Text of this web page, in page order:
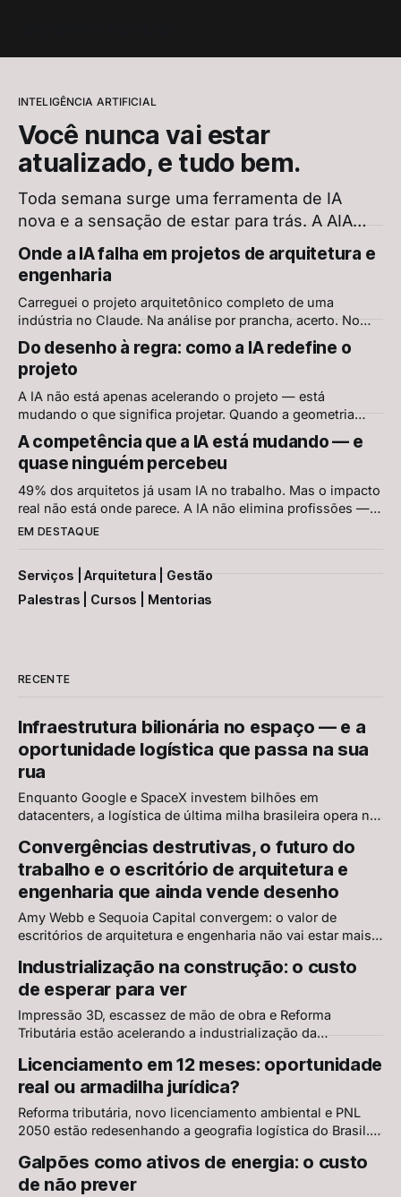
INTELIGÊNCIA ARTIFICIAL
Você nunca vai estar
atualizado, e tudo bem.
Toda semana surge uma ferramenta de IA
nova e a sensação de estar para trás. A AIA
confirma: 78% dos arquitetos querem
aprender mais sobre IA, e os mesmos 78%
têm receios. Mas aprender continuamente
nunca foi aprender tudo. É escolher o que
Onde a IA falha em projetos de arquitetura e
engenharia
Carreguei o projeto arquitetônico completo de uma
indústria no Claude. Na análise por prancha, acerto. No
conjunto, erro grave. O AEC-Bench, primeiro benchmark
científico de IA em projetos AEC, explica por quê — e
mostra onde já existe solução
Do desenho à regra: como a IA redefine o
projeto
A IA não está apenas acelerando o projeto — está
mudando o que significa projetar. Quando a geometria
passa a ser resolvida pelo sistema, o que resta para o
arquiteto?
A competência que a IA está mudando — e
quase ninguém percebeu
49% dos arquitetos já usam IA no trabalho. Mas o impacto
real não está onde parece. A IA não elimina profissões —
redefine o que constitui competência dentro delas.
EM DESTAQUE
Serviços | Arquitetura | Gestão
Palestras | Cursos | Mentorias
RECENTE
Infraestrutura bilionária no espaço — e a
oportunidade logística que passa na sua
rua
Enquanto Google e SpaceX investem bilhões em
datacenters, a logística de última milha brasileira opera na
distribuição urbanos — e quem projeta essa infraestrutura
define o próximo ciclo.
Convergências destrutivas, o futuro do
trabalho e o escritório de arquitetura e
engenharia que ainda vende desenho
Amy Webb e Sequoia Capital convergem: o valor de
escritórios de arquitetura e engenharia não vai estar mais
tecnologia, dados e experiência profissional.
Industrialização na construção: o custo
de esperar para ver
Impressão 3D, escassez de mão de obra e Reforma
Tributária estão acelerando a industrialização da
Licenciamento em 12 meses: oportunidade
real ou armadilha jurídica?
Reforma tributária, novo licenciamento ambiental e PNL
2050 estão redesenhando a geografia logística do Brasil.
jurídicos — para centros de distribuição em 2026.
Galpões como ativos de energia: o custo
de não prever